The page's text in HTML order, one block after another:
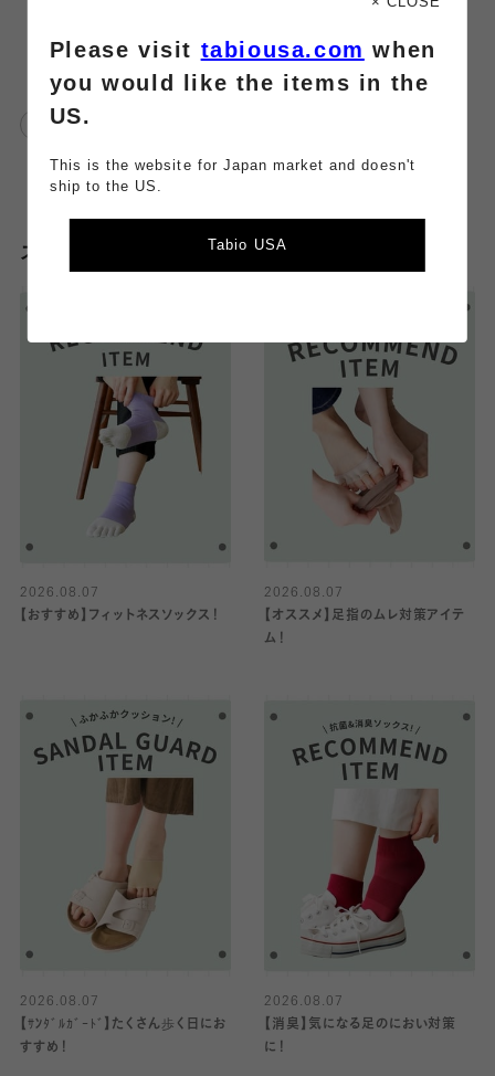
靴下屋
スタッフのその他のブログはこちら
2026.08.07
【おすすめ】フィットネスソックス！
2026.08.07
【オススメ】足指のムレ対策アイテ
ム！
2026.08.07
【ｻﾝﾀﾞﾙｶﾞｰﾄﾞ】たくさん歩く日にお
すすめ！
2026.08.07
【消臭】気になる足のにおい対策
に！
Please visit tabiousa.com when
you would like the items in the
US.
This is the website for Japan market and doesn't
ship to the US.
Tabio USA